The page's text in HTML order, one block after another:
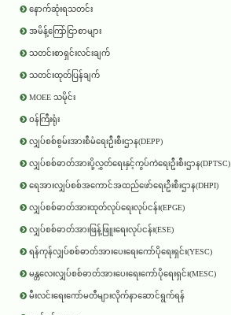
နောက်ဆုံးရသတင်း
အမိန့်ကြော်ငြာစာများ
သတင်းစာရှင်းလင်းချက်
သတင်းထုတ်ပြန်ချက်
MOEE သမိုင်း
ဝန်ကြီးရုံး
လျှပ်စစ်စွမ်းအားစီမံရေးဦးစီးဌာန(DEPP)
လျှပ်စစ်ဓာတ်အားပို့လွှတ်ရေးနှင့်ကွပ်ကဲရေးဦးစီးဌာန(DPTSC)
ရေအားလျှပ်စစ်အကောင်အထည်ဖော်ရေးဦးစီးဌာန(DHPI)
လျှပ်စစ်ဓာတ်အားထုတ်လုပ်ရေးလုပ်ငန်း(EPGE)
လျှပ်စစ်ဓာတ်အားဖြန့်ဖြူးရေးလုပ်ငန်း(ESE)
ရန်ကုန်လျှပ်စစ်ဓာတ်အားပေးရေးကော်ပိုရေးရှင်း(YESC)
မန္တလေးလျှပ်စစ်ဓာတ်အားပေးရေးကော်ပိုရေးရှင်း(MESC)
မီးလင်းရေးကော်မတီများလိုက်နာဆောင်ရွက်ရန်